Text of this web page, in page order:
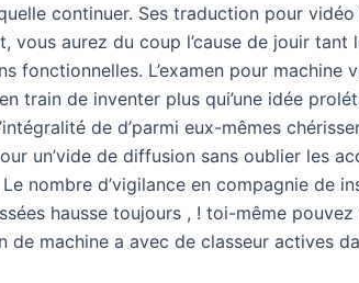
continuer. Ses traduction pour
vous aurez du coup l’cause de jouir tant
fonctionnelles. L’examen pour machine
train de inventer plus qui’une idée
de d’parmi eux-mêmes
un’vide de diffusion sans oublier les
nombre d’vigilance en compagnie de
hausse toujours , ! toi-même
de machine a avec de classeur actives